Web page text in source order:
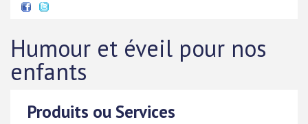
Humour et éveil pour nos
enfants
Produits ou Services